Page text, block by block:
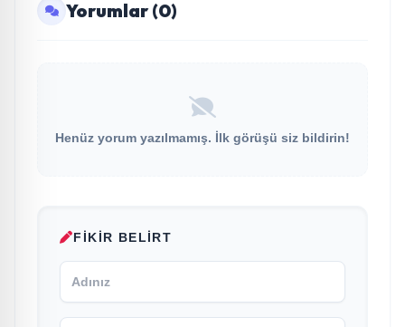
Yorumlar (0)
Henüz yorum yazılmamış. İlk görüşü siz bildirin!
FIKIR BELIRT